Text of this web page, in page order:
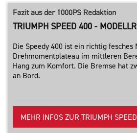
Fazit aus der 1000PS Redaktion
TRIUMPH SPEED 400 -
Die Speedy 400 ist ein richtig
Drehmomentplateau im mittleren
Hang zum Komfort. Die Bremse hat
an Bord.
MEHR INFOS ZUR TRIUMPH